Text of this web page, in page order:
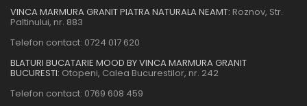
VINCA MARMURA GRANIT PIATRA NATURALA NEAMT: Roznov, Str.
Paltinului, nr. 883
Telefon contact: 0724 017 620
BLATURI BUCATARIE MOOD BY VINCA MARMURA GRANIT
BUCURESTI: Otopeni, Calea Bucurestilor, nr. 242
Telefon contact: 0769 608 459